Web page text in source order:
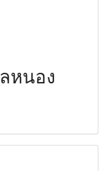
หนอง